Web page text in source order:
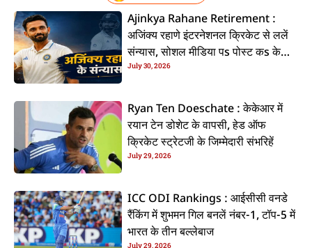
Ajinkya Rahane Retirement :
अजिंक्य रहाणे इंटरनेशनल क्रिकेट से ललें
संन्यास, सोशल मीडिया पs पोस्ट कs के
कइलें एलान
July 30, 2026
Ryan Ten Doeschate : केकेआर में
रयान टेन डोशेट के वापसी, हेड ऑफ
क्रिकेट स्ट्रेटजी के जिम्मेदारी संभरिहें
July 29, 2026
ICC ODI Rankings : आईसीसी वनडे
रैंकिंग में शुभमन गिल बनलें नंबर-1, टॉप-5 में
भारत के तीन बल्लेबाज
July 29, 2026